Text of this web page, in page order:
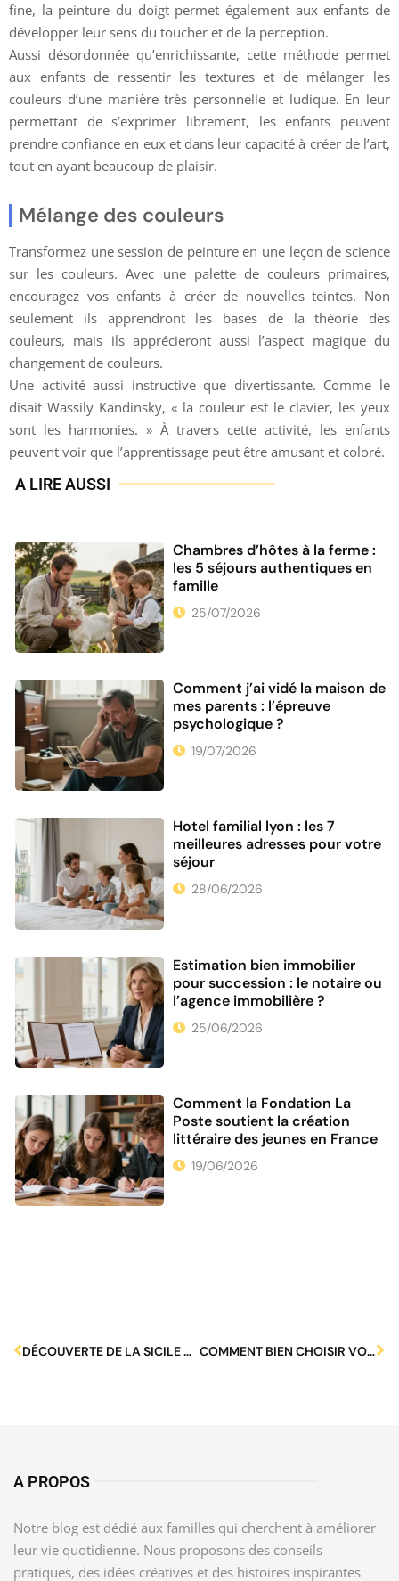
fine, la peinture du doigt permet également aux enfants de
développer leur sens du toucher et de la perception.
Aussi désordonnée qu’enrichissante, cette méthode permet
aux enfants de ressentir les textures et de mélanger les
couleurs d’une manière très personnelle et ludique. En leur
permettant de s’exprimer librement, les enfants peuvent
prendre confiance en eux et dans leur capacité à créer de l’art,
tout en ayant beaucoup de plaisir.
Mélange des couleurs
Transformez une session de peinture en une leçon de science
sur les couleurs. Avec une palette de couleurs primaires,
encouragez vos enfants à créer de nouvelles teintes. Non
seulement ils apprendront les bases de la théorie des
couleurs, mais ils apprécieront aussi l’aspect magique du
changement de couleurs.
Une activité aussi instructive que divertissante. Comme le
disait Wassily Kandinsky, « la couleur est le clavier, les yeux
sont les harmonies. » À travers cette activité, les enfants
peuvent voir que l’apprentissage peut être amusant et coloré.
A LIRE AUSSI
Chambres d’hôtes à la ferme :
les 5 séjours authentiques en
famille
25/07/2026
Comment j’ai vidé la maison de
mes parents : l’épreuve
psychologique ?
19/07/2026
Hotel familial lyon : les 7
meilleures adresses pour votre
séjour
28/06/2026
Estimation bien immobilier
pour succession : le notaire ou
l’agence immobilière ?
25/06/2026
Comment la Fondation La
Poste soutient la création
littéraire des jeunes en France
19/06/2026
DÉCOUVERTE DE LA SICILE DU SUD : UN PARADIS FAMILIAL MÉCONNU COMMENT BIEN CHOISIR VOTRE TRAITEUR SUR VÉNISSIEUX ?
A PROPOS
Notre blog est dédié aux familles qui cherchent à améliorer
leur vie quotidienne. Nous proposons des conseils
pratiques, des idées créatives et des histoires inspirantes